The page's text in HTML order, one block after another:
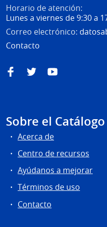
Horario de atención:
Lunes a viernes de 9:30 a
Correo electrónico:
Contacto
FacebookTwitterYouTube
Sobre el Catálogo
Acerca de
Centro de recursos
Ayúdanos a mejorar
Términos de uso
Contacto